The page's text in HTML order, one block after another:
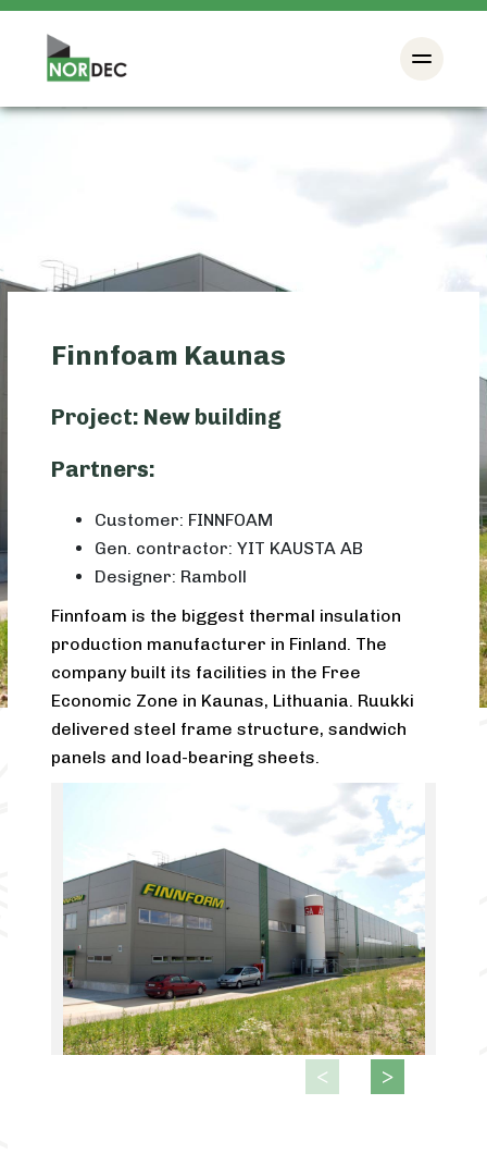
Finnfoam Kaunas
Project: New building
Partners:
Customer: FINNFOAM
Gen. contractor: YIT KAUSTA AB
Designer: Ramboll
Finnfoam is the biggest thermal insulation
production manufacturer in Finland. The
company built its facilities in the Free
Economic Zone in Kaunas, Lithuania. Ruukki
delivered steel frame structure, sandwich
panels and load-bearing sheets.